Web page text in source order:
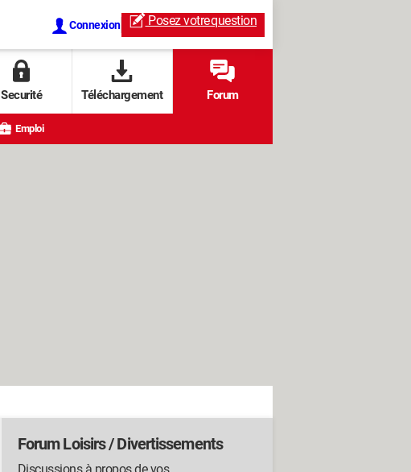
Connexion Posez votrequestion
Securité Téléchargement Forum
Emploi
Forum Loisirs / Divertissements